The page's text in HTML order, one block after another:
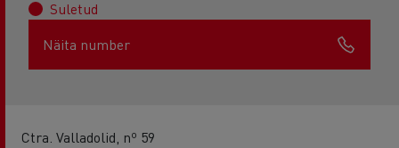
Suletud
Näita number
Ctra. Valladolid, nº 59